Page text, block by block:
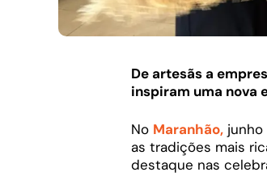
De artesãs a
inspiram uma nova
No Maranhão,
as tradições mais
destaque nas